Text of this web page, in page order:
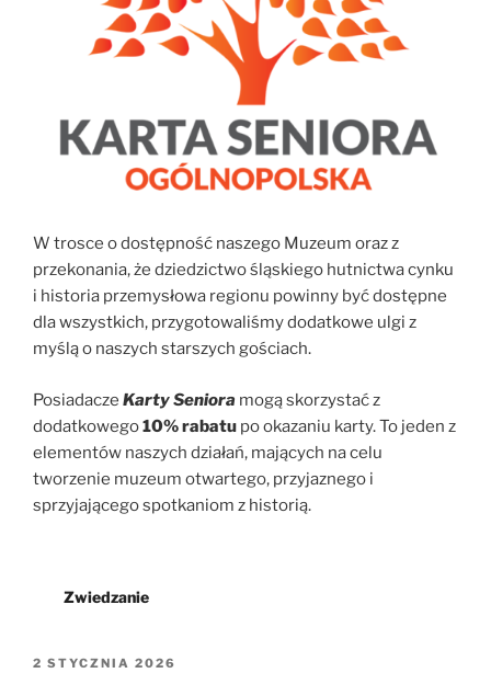
W trosce o dostępność naszego Muzeum oraz z
przekonania, że dziedzictwo śląskiego hutnictwa cynku
i historia przemysłowa regionu powinny być dostępne
dla wszystkich, przygotowaliśmy dodatkowe ulgi z
myślą o naszych starszych gościach.
Posiadacze Karty Seniora mogą skorzystać z
dodatkowego10% rabatu po okazaniu karty. To jeden z
elementów naszych działań, mających na celu
tworzenie muzeum otwartego, przyjaznego i
sprzyjającego spotkaniom z historią.
Zwiedzanie
OPUBLIKOWANE
2 STYCZNIA 2026